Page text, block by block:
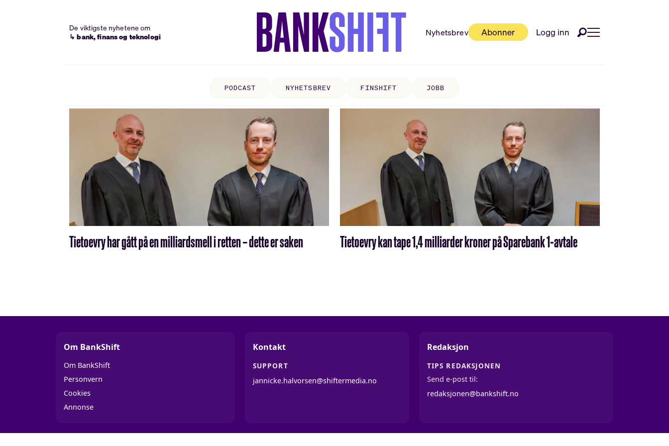
De viktigste nyhetene om
↳ bank, finans og teknologi
Nyhetsbrev Abonner Logg inn
PODCAST NYHETSBREV FINSHIFT JOBB
kontraktstvist
Tietoevry har gått på en milliard­smell i retten – dette er saken Tietoevry kan tape 1,4 milliarder kroner på Sparebank 1-avtale
Om BankShift
Om BankShift
Personvern
Cookies
Annonse
Kontakt
SUPPORT
jannicke.halvorsen@shiftermedia.no
Redaksjon
TIPS REDAKSJONEN
Send e-post til:
redaksjonen@bankshift.no